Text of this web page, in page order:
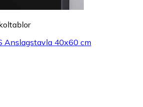
Anslagstavla 40x60 cm